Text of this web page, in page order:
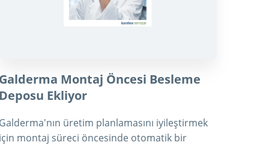
Galderma Montaj Öncesi Besleme
Deposu Ekliyor
Galderma'nın üretim planlamasını iyileştirmek
için montaj süreci öncesinde otomatik bir